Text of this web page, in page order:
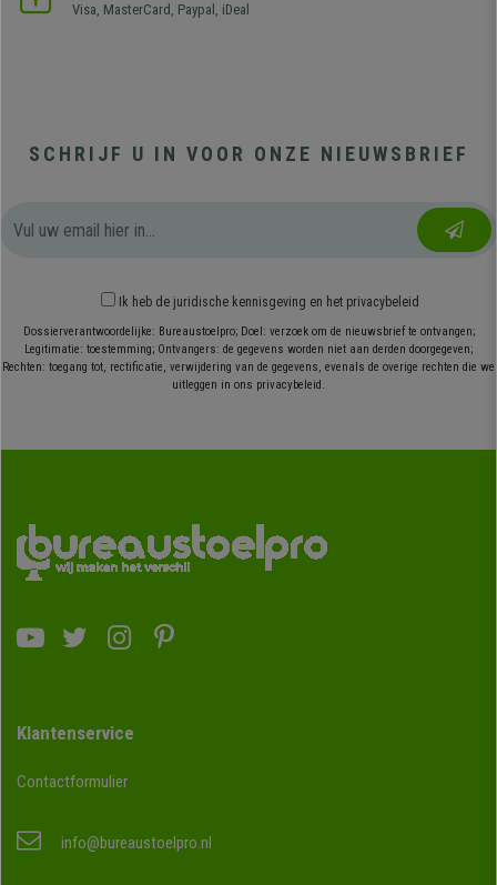
Visa, MasterCard, Paypal, iDeal
SCHRIJF U IN VOOR ONZE NIEUWSBRIEF
Ik heb de juridische kennisgeving en het privacybeleid
Dossierverantwoordelijke: Bureaustoelpro; Doel: verzoek om de nieuwsbrief te ontvangen;
Legitimatie: toestemming; Ontvangers: de gegevens worden niet aan derden doorgegeven;
Rechten: toegang tot, rectificatie, verwijdering van de gegevens, evenals de overige rechten die we
uitleggen in ons privacybeleid.
Klantenservice
Contactformulier
info@bureaustoelpro.nl